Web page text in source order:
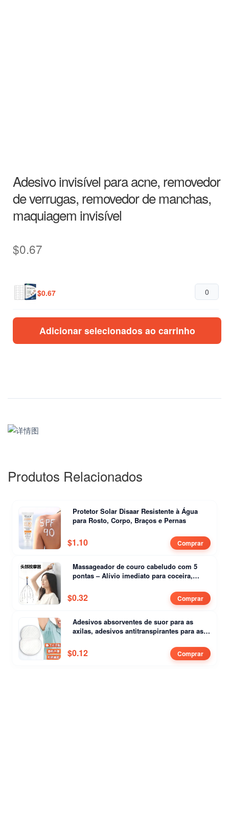
Adesivo invisível para acne, removedor
de verrugas, removedor de manchas,
maquiagem invisível
$0.67
$0.67
Adicionar selecionados ao carrinho
Produtos Relacionados
Protetor Solar Disaar Resistente à Água
para Rosto, Corpo, Braços e Pernas
$1.10 Comprar
Massageador de couro cabeludo com 5
pontas – Alívio imediato para coceira,
$0.32 Comprar
Adesivos absorventes de suor para as
axilas, adesivos antitranspirantes para as
$0.12 Comprar